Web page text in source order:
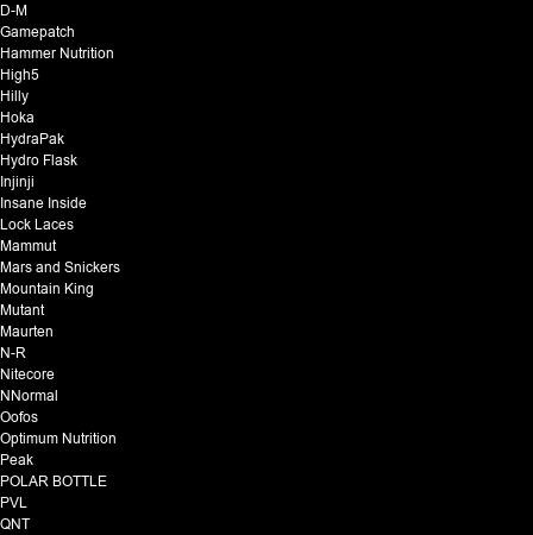
D-M
Gamepatch
Hammer Nutrition
High5
Hilly
Hoka
HydraPak
Hydro Flask
Injinji
Insane Inside
Lock Laces
Mammut
Mars and Snickers
Mountain King
Mutant
Maurten
N-R
Nitecore
NNormal
Oofos
Optimum Nutrition
Peak
POLAR BOTTLE
PVL
QNT